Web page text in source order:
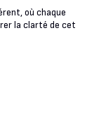
où chaque
la clarté de cet